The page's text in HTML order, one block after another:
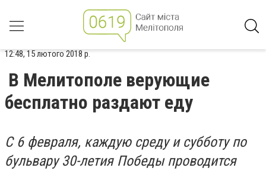
12:48, 15 лютого 2018 р.
В Мелитополе верующие
бесплатно раздают еду
С 6 февраля, каждую среду и субботу по
бульвару 30-летия Победы проводится